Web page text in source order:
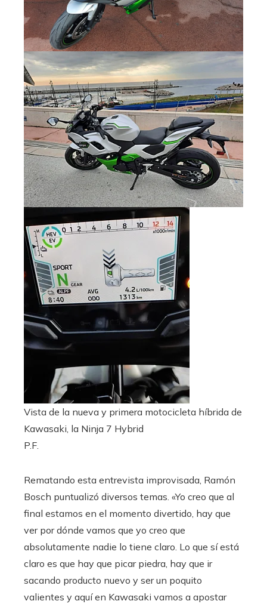
Vista de la nueva y primera motocicleta híbrida de
Kawasaki, la Ninja 7 Hybrid
P.F.
Rematando esta entrevista improvisada, Ramón
Bosch puntualizó diversos temas. «Yo creo que al
final estamos en el momento divertido, hay que
ver por dónde vamos que yo creo que
absolutamente nadie lo tiene claro. Lo que sí está
claro es que hay que picar piedra, hay que ir
sacando producto nuevo y ser un poquito
valientes y aquí en Kawasaki vamos a apostar